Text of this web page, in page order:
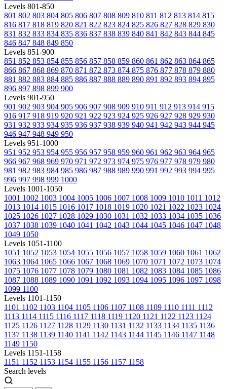
Levels 801-850
801 802 803 804 805 806 807 808 809 810 811 812 813 814 815
816 817 818 819 820 821 822 823 824 825 826 827 828 829 830
831 832 833 834 835 836 837 838 839 840 841 842 843 844 845
846 847 848 849 850
Levels 851-900
851 852 853 854 855 856 857 858 859 860 861 862 863 864 865
866 867 868 869 870 871 872 873 874 875 876 877 878 879 880
881 882 883 884 885 886 887 888 889 890 891 892 893 894 895
896 897 898 899 900
Levels 901-950
901 902 903 904 905 906 907 908 909 910 911 912 913 914 915
916 917 918 919 920 921 922 923 924 925 926 927 928 929 930
931 932 933 934 935 936 937 938 939 940 941 942 943 944 945
946 947 948 949 950
Levels 951-1000
951 952 953 954 955 956 957 958 959 960 961 962 963 964 965
966 967 968 969 970 971 972 973 974 975 976 977 978 979 980
981 982 983 984 985 986 987 988 989 990 991 992 993 994 995
996 997 998 999 1000
Levels 1001-1050
1001 1002 1003 1004 1005 1006 1007 1008 1009 1010 1011 1012
1013 1014 1015 1016 1017 1018 1019 1020 1021 1022 1023 1024
1025 1026 1027 1028 1029 1030 1031 1032 1033 1034 1035 1036
1037 1038 1039 1040 1041 1042 1043 1044 1045 1046 1047 1048
1049 1050
Levels 1051-1100
1051 1052 1053 1054 1055 1056 1057 1058 1059 1060 1061 1062
1063 1064 1065 1066 1067 1068 1069 1070 1071 1072 1073 1074
1075 1076 1077 1078 1079 1080 1081 1082 1083 1084 1085 1086
1087 1088 1089 1090 1091 1092 1093 1094 1095 1096 1097 1098
1099 1100
Levels 1101-1150
1101 1102 1103 1104 1105 1106 1107 1108 1109 1110 1111 1112
1113 1114 1115 1116 1117 1118 1119 1120 1121 1122 1123 1124
1125 1126 1127 1128 1129 1130 1131 1132 1133 1134 1135 1136
1137 1138 1139 1140 1141 1142 1143 1144 1145 1146 1147 1148
1149 1150
Levels 1151-1158
1151 1152 1153 1154 1155 1156 1157 1158
Search levels